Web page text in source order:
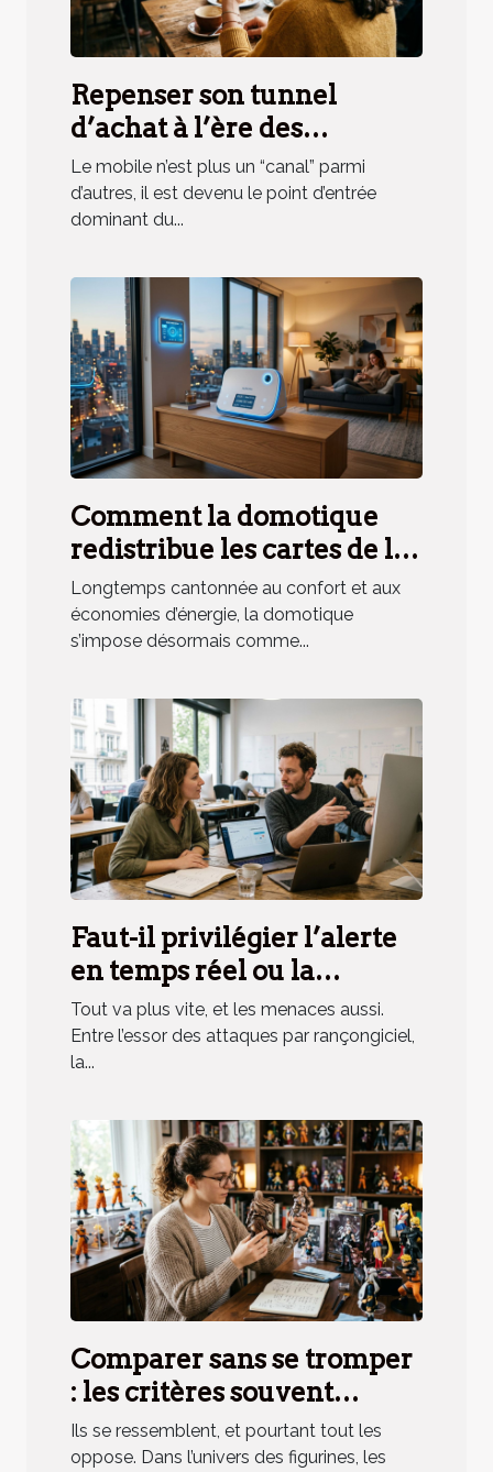
Repenser son tunnel
d’achat à l’ère des
applications mobiles
Le mobile n’est plus un “canal” parmi
d’autres, il est devenu le point d’entrée
dominant du...
Comment la domotique
redistribue les cartes de la
sécurité résidentielle
Longtemps cantonnée au confort et aux
économies d’énergie, la domotique
s’impose désormais comme...
Faut-il privilégier l’alerte
en temps réel ou la
surveillance
programmée ?
Tout va plus vite, et les menaces aussi.
Entre l’essor des attaques par rançongiciel,
la...
Comparer sans se tromper
: les critères souvent
oubliés des amateurs de
figurines
Ils se ressemblent, et pourtant tout les
oppose. Dans l’univers des figurines, les